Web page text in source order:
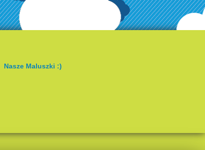
Nasze Maluszki :)